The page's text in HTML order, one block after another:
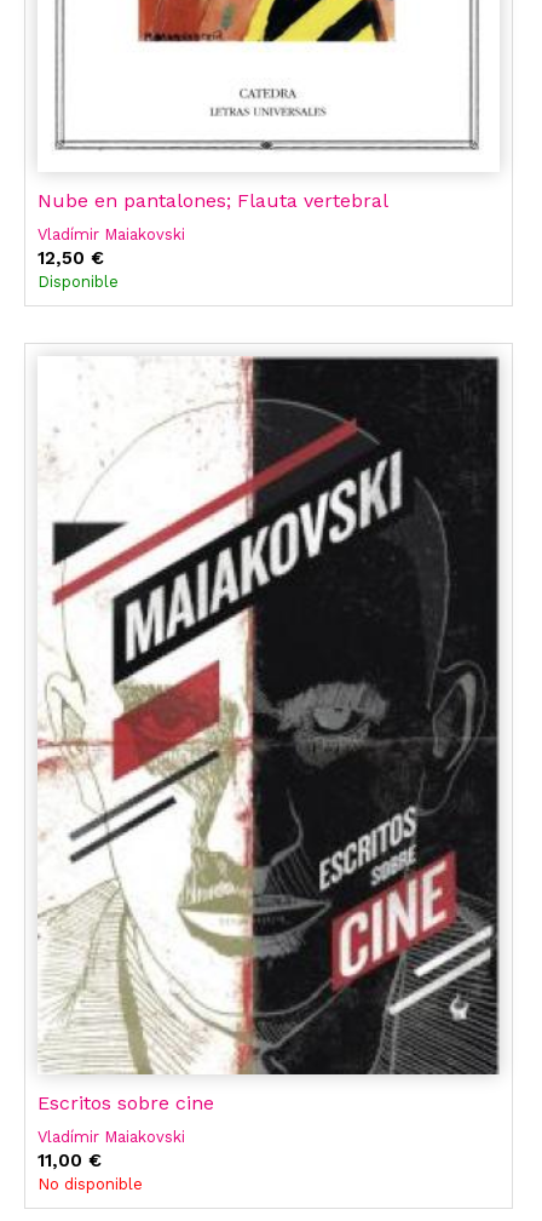
Nube en pantalones; Flauta vertebral
Vladímir Maiakovski
12,50 €
Disponible
Escritos sobre cine
Vladímir Maiakovski
11,00 €
No disponible